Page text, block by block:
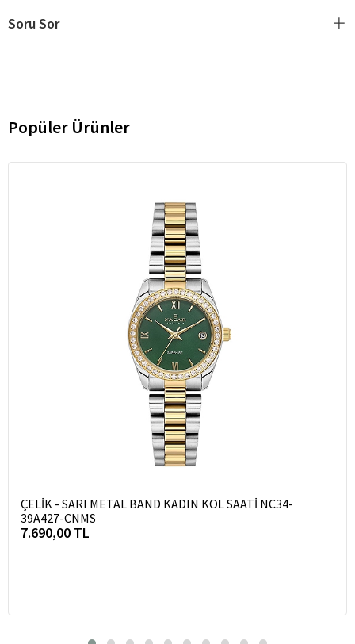
Soru Sor
Popüler Ürünler
ÇELİK - SARI METAL BAND KADIN KOL SAATİ NC34-
39A427-CNMS
7.690,00 TL